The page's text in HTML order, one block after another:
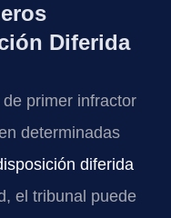
Diferida
primer infractor
determinadas
diferida
el tribunal puede